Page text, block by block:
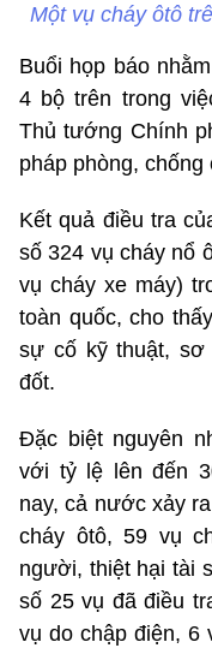
Một vụ cháy ôtô
Buổi họp báo
4 bộ trên trong
Thủ tướng Chính
pháp phòng,
Kết quả điều tra
số 324 vụ cháy nổ
vụ cháy xe máy)
toàn quốc, cho
sự cố kỹ thuật, sơ
đốt.
Đặc biệt nguyên
với tỷ lệ lên đến
nay, cả nước xảy
cháy ôtô, 59 vụ
người, thiệt hại tài
số 25 vụ đã điều
vụ do chập điện, 6